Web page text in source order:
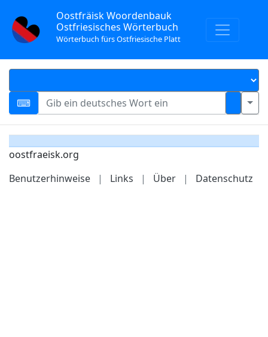
Oostfräisk Woordenbauk
Ostfriesisches Wörterbuch
Wörterbuch fürs Ostfriesische Platt
oostfraeisk.org
Benutzerhinweise
| Links | Über | Datenschutz